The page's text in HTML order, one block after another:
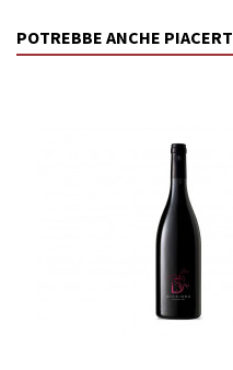
POTREBBE ANCHE